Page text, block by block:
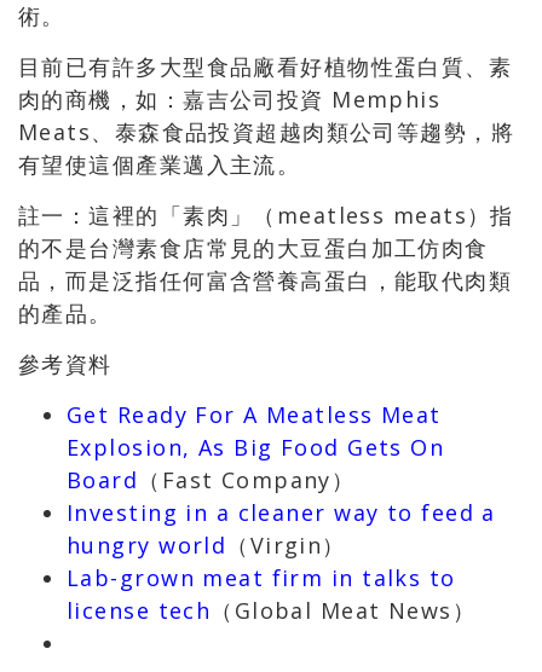
術。
目前已有許多大型食品廠看好植物性蛋白質、素
肉的商機，如：嘉吉公司投資 Memphis
Meats、泰森食品投資超越肉類公司等趨勢，將
有望使這個產業邁入主流。
註一：這裡的「素肉」（meatless meats）指
的不是台灣素食店常見的大豆蛋白加工仿肉食
品，而是泛指任何富含營養高蛋白，能取代肉類
的產品。
參考資料
Get Ready For A Meatless Meat
Explosion, As Big Food Gets On
Board （Fast Company）
Investing in a cleaner way to feed a
hungry world （Virgin）
Lab-grown meat firm in talks to
license tech （Global Meat News）